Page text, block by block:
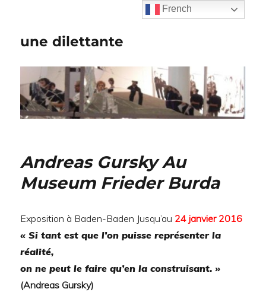
une dilettante
Andreas Gursky Au
Museum Frieder Burda
Exposition à Baden-Baden Jusqu’au 24 janvier 2016
« Si tant est que l’on puisse représenter la
réalité,
on ne peut le fairequ’en la construisant. »
(Andreas Gursky)
French